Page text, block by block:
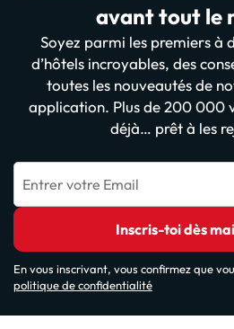
avant tout le
Soyez parmi les premiers à
d’hôtels incroyables, des
toutes les nouveautés de
application. Plus de 200 000
déjà… prêt à les
Entrer votre Email
Inscris-toi dès
En vous inscrivant, vous confirmez que
politique de confidentialité